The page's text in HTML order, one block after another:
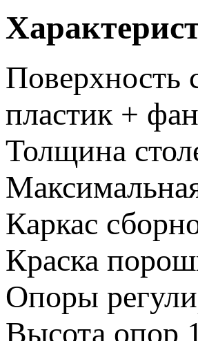
Поверхность
пластик +
Толщина
Каркас
Краска
Опоры
Высота опор